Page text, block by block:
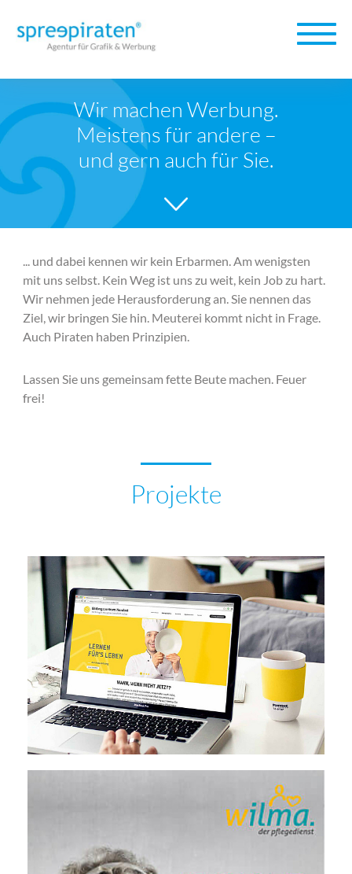
Wir machen Werbung.
Meistens für andere –
und gern auch für Sie.
... und dabei kennen wir kein Erbarmen. Am wenigsten
mit uns selbst. Kein Weg ist uns zu weit, kein Job zu hart.
Wir nehmen jede Herausforderung an. Sie nennen das
Ziel, wir bringen Sie hin. Meuterei kommt nicht in Frage.
Auch Piraten haben Prinzipien.
Lassen Sie uns gemeinsam fette Beute machen. Feuer
frei!
Projekte